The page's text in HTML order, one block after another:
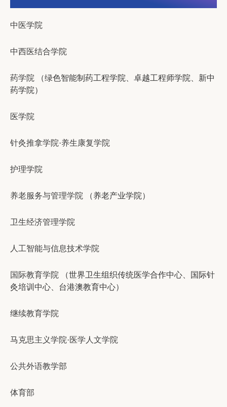
中医学院
中西医结合学院
药学院
（绿色智能制药工程学院、卓越工程师学院、新中
药学院）
医学院
针灸推拿学院·养生康复学院
护理学院
养老服务与管理学院 （养老产业学院）
卫生经济管理学院
人工智能与信息技术学院
国际教育学院
（世界卫生组织传统医学合作中心、国际针
灸培训中心、台港澳教育中心）
继续教育学院
马克思主义学院·医学人文学院
公共外语教学部
体育部